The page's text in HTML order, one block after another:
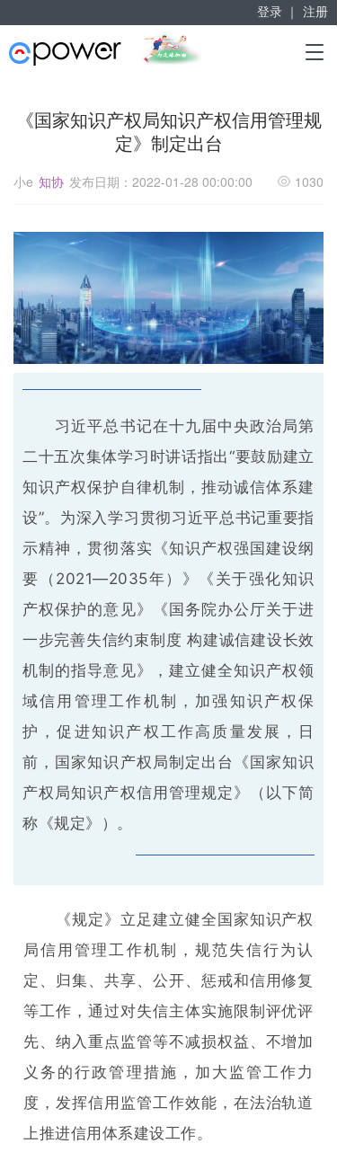
T
l
a
g
a
t
o
n
赋能“大众创业”
掘金万亿企业服务市场！
登录 ｜ 注册
《国家知识产权局知识产权信用管理规
定》制定出台
小e 知协 发布日期：2022-01-28 00:00:00 1030
习近平总书记在十九届中央政治局第
二十五次集体学习时讲话指出“要鼓励建立
知识产权保护自律机制，推动诚信体系建
设”。为深入学习贯彻习近平总书记重要指
示精神，贯彻落实《知识产权强国建设纲
要（2021—2035年）》《关于强化知识
产权保护的意见》《国务院办公厅关于进
一步完善失信约束制度 构建诚信建设长效
机制的指导意见》，建立健全知识产权领
域信用管理工作机制，加强知识产权保
护，促进知识产权工作高质量发展，日
前，国家知识产权局制定出台《国家知识
产权局知识产权信用管理规定》（以下简
称《规定》）。
《规定》立足建立健全国家知识产权
局信用管理工作机制，规范失信行为认
定、归集、共享、公开、惩戒和信用修复
等工作，通过对失信主体实施限制评优评
先、纳入重点监管等不减损权益、不增加
义务的行政管理措施，加大监管工作力
度，发挥信用监管工作效能，在法治轨道
上推进信用体系建设工作。